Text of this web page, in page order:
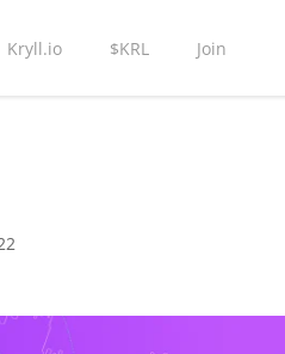
Kryll.io $KRL Join